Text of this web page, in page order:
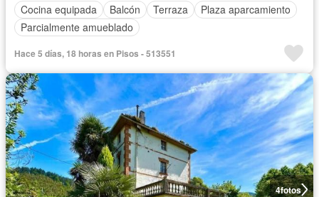
Cocina equipada
Balcón Terraza
Plaza aparcamiento
Parcialmente amueblado
Hace 5 días, 18 horas en Pisos - 513551
4fotos